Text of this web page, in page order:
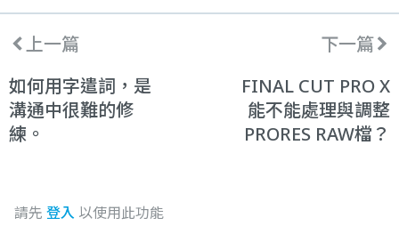
上一篇
如何用字遣詞，是
溝通中很難的修
練。
下一篇
FINAL CUT PRO X
能不能處理與調整
PRORES RAW檔？
請先 登入 以使用此功能